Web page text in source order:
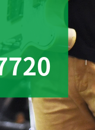
オ
ちら